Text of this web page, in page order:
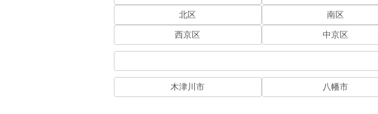
北区 南区
西京区 中京区
木津川市 八幡市